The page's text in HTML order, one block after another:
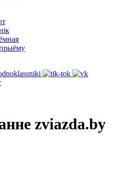
прыёму
zviazda.by